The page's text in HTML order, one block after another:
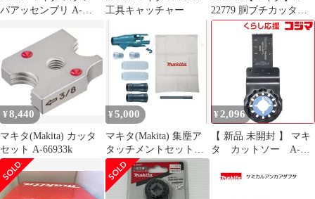
パアッセンブリ A-
工具キャッチャー
22779 胴ブチカッタ
A25-3073、A25-3074
¥8,440
マキタ(Makita) カッタ
セット A-66933k
¥ 5,000
マキタ(Makita) 集塵ア
タッチメントセット品
196860-7
¥ 2,096
【 新品 未開封 】 マキ
タ カットソー A-